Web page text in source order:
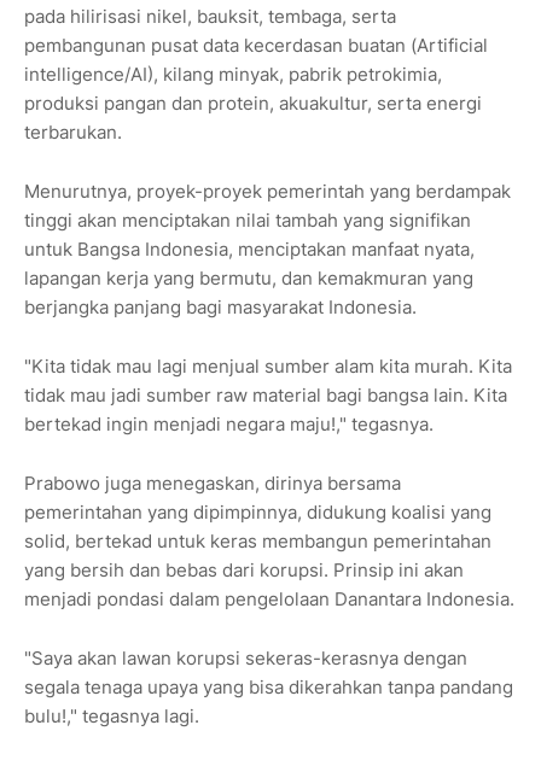
pada hilirisasi nikel, bauksit, tembaga, serta
pembangunan pusat data kecerdasan buatan (Artificial
intelligence/AI), kilang minyak, pabrik petrokimia,
produksi pangan dan protein, akuakultur, serta energi
terbarukan.
Menurutnya, proyek-proyek pemerintah yang berdampak
tinggi akan menciptakan nilai tambah yang signifikan
untuk Bangsa Indonesia, menciptakan manfaat nyata,
lapangan kerja yang bermutu, dan kemakmuran yang
berjangka panjang bagi masyarakat Indonesia.
"Kita tidak mau lagi menjual sumber alam kita murah. Kita
tidak mau jadi sumber raw material bagi bangsa lain. Kita
bertekad ingin menjadi negara maju!," tegasnya.
Prabowo juga menegaskan, dirinya bersama
pemerintahan yang dipimpinnya, didukung koalisi yang
solid, bertekad untuk keras membangun pemerintahan
yang bersih dan bebas dari korupsi. Prinsip ini akan
menjadi pondasi dalam pengelolaan Danantara Indonesia.
"Saya akan lawan korupsi sekeras-kerasnya dengan
segala tenaga upaya yang bisa dikerahkan tanpa pandang
bulu!," tegasnya lagi.